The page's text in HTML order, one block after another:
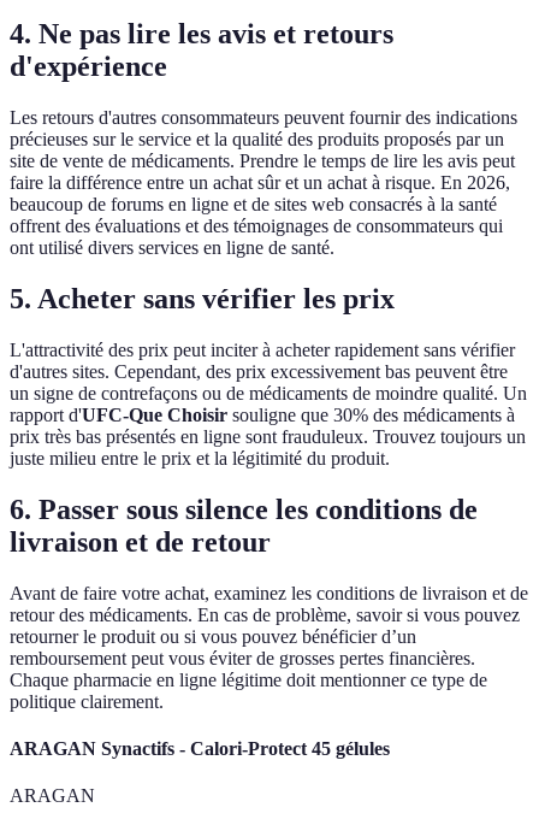
4. Ne pas lire les avis et retours
d'expérience
Les retours d'autres consommateurs peuvent fournir des indications
précieuses sur le service et la qualité des produits proposés par un
site de vente de médicaments. Prendre le temps de lire les avis peut
faire la différence entre un achat sûr et un achat à risque. En 2026,
beaucoup de forums en ligne et de sites web consacrés à la santé
offrent des évaluations et des témoignages de consommateurs qui
ont utilisé divers services en ligne de santé.
5. Acheter sans vérifier les prix
L'attractivité des prix peut inciter à acheter rapidement sans vérifier
d'autres sites. Cependant, des prix excessivement bas peuvent être
un signe de contrefaçons ou de médicaments de moindre qualité. Un
rapport d'UFC-Que Choisir souligne que 30% des médicaments à
prix très bas présentés en ligne sont frauduleux. Trouvez toujours un
juste milieu entre le prix et la légitimité du produit.
6. Passer sous silence les conditions de
livraison et de retour
Avant de faire votre achat, examinez les conditions de livraison et de
retour des médicaments. En cas de problème, savoir si vous pouvez
retourner le produit ou si vous pouvez bénéficier d’un
remboursement peut vous éviter de grosses pertes financières.
Chaque pharmacie en ligne légitime doit mentionner ce type de
politique clairement.
ARAGAN Synactifs - Calori-Protect 45 gélules
ARAGAN